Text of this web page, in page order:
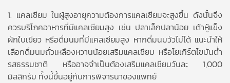
1. แคลเซียม ในผู้สูงอายุความต้องการแคลเซียมจะสูงขึ้น ดังนั้นจึง
ควรบริโภคอาหารที่มีแคลเซียมสูง เช่น ปลาเล็กปลาน้อย เต้าหู้แข็ง
ผักใบเขียว หรือดื่มนมที่มีแคลเซียมสูง หากดื่มนมวัวไม่ได้ แนะนำให้
เลือกดื่มนมถั่วเหลืองหวานน้อยเสริมแคลเซียม หรือโยเกิร์ตไขมันต่ำ
รสธรรมชาติ หรืออาจจำเป็นต้องเสริมแคลเซียมวันละ 1,000
มิลลิกรัม ทั้งนี้ขึ้นอยู่กับการพิจารนาของแพทย์